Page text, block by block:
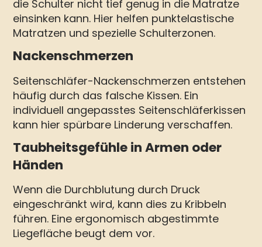
die Schulter nicht tief genug in die Matratze
einsinken kann. Hier helfen punktelastische
Matratzen und spezielle Schulterzonen.
Nackenschmerzen
Seitenschläfer-Nackenschmerzen entstehen
häufig durch das falsche Kissen. Ein
individuell angepasstes Seitenschläferkissen
kann hier spürbare Linderung verschaffen.
Taubheitsgefühle in Armen oder
Händen
Wenn die Durchblutung durch Druck
eingeschränkt wird, kann dies zu Kribbeln
führen. Eine ergonomisch abgestimmte
Liegefläche beugt dem vor.